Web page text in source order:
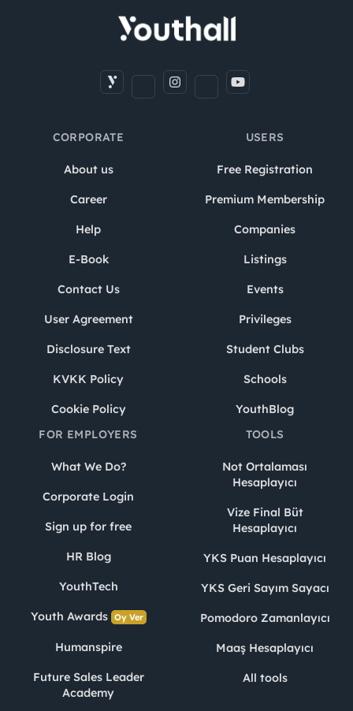
CORPORATE
About us
Career
Help
E-Book
Contact Us
User Agreement
Disclosure Text
KVKK Policy
Cookie Policy
USERS
Free Registration
Premium Membership
Companies
Listings
Events
Privileges
Student Clubs
Schools
YouthBlog
FOR EMPLOYERS
What We Do?
Corporate Login
Sign up for free
HR Blog
YouthTech
Youth Awards Oy Ver
Humanspire
Future Sales Leader
Academy
TOOLS
Not Ortalaması
Hesaplayıcı
Vize Final Büt
Hesaplayıcı
YKS Puan Hesaplayıcı
YKS Geri Sayım Sayacı
Pomodoro Zamanlayıcı
Maaş Hesaplayıcı
All tools